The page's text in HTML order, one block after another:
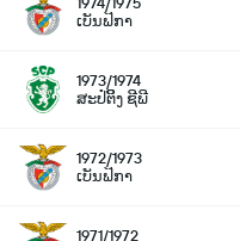
ເບັນຟິກາ
1973/1974
ສະປໍຕິິງ ຊີພີ
1972/1973
ເບັນຟິກາ
1971/1972